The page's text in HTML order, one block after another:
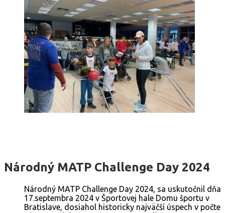
Národný MATP Challenge Day 2024
Národný MATP Challenge Day 2024, sa uskutočnil dňa
17.septembra 2024 v Športovej hale Domu športu v
Bratislave, dosiahol historicky najväčší úspech v počte